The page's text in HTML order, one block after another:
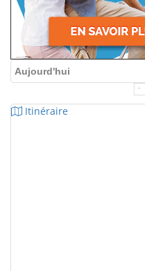
Aujourd'hui
Itinéraire